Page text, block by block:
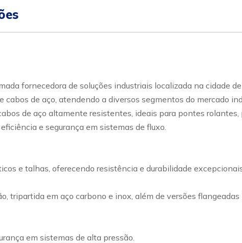
fornecedora de soluções industriais localizada na cidade
de aço, atendendo a diversos segmentos do mercado
de aço altamente resistentes, ideais para pontes
e segurança em sistemas de fluxo.
e talhas, oferecendo resistência e durabilidade
tripartida em aço carbono e inox, além de versões
em sistemas de alta pressão.